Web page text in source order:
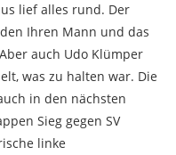
lief alles rund. Der
Ihren Mann und das
auch Udo Klümper
was zu halten war. Die
in den nächsten
Sieg gegen SV
linke